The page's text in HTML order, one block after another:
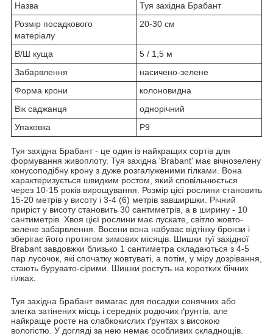
Назва
Туя західна Брабант
Розмір посадкового
матеріалу
20-30 см
В/Ш куща
5 / 1,5 м
Забарвлення
насичено-зелене
Форма крони
колоновидна
Вік саджанця
однорічний
Упаковка
Р9
Туя західна Брабант - це один із найкращих сортів для
формування живоплоту. Туя західна 'Brabant' має вічнозелену
конусоподібну крону з дуже розгалуженими гілками. Вона
характеризується швидким ростом, який сповільнюється
через 10-15 років вирощування. Розмір цієї рослини становить
15-20 метрів у висоту і 3-4 (6) метрів завширшки. Річний
приріст у висоту становить 30 сантиметрів, а в ширину - 10
сантиметрів. Хвоя цієї рослини має лускате, світло жовто-
зелене забарвлення. Восени вона набуває відтінку бронзи і
зберігає його протягом зимових місяців. Шишки туї західної
Brabant завдовжки близько 1 сантиметра складаються з 4-5
пар лусочок, які спочатку жовтуваті, а потім, у міру дозрівання,
стають бурувато-сірими. Шишки ростуть на коротких бічних
гілках.
Туя західна Брабант вимагає для посадки сонячних або
злегка затінених місць і середніх родючих ґрунтів, але
найкраще росте на слабкокислих ґрунтах з високою
вологістю. У догляді за нею немає особливих складнощів.